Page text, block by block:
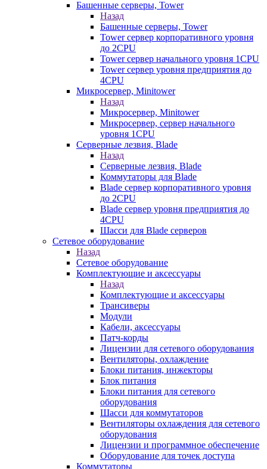
Башенные серверы, Tower
Назад
Башенные серверы, Tower
Tower сервер корпоративного уровня
до 2CPU
Tower сервер начального уровня 1CPU
Tower сервер уровня предприятия до
4CPU
Микросервер, Minitower
Назад
Микросервер, Minitower
Микросервер, сервер начального
уровня 1CPU
Серверные лезвия, Blade
Назад
Серверные лезвия, Blade
Коммутаторы для Blade
Blade сервер корпоративного уровня
до 2CPU
Blade сервер уровня предприятия до
4CPU
Шасси для Blade серверов
Сетевое оборудование
Назад
Сетевое оборудование
Комплектующие и аксессуары
Назад
Комплектующие и аксессуары
Трансиверы
Модули
Кабели, аксессуары
Патч-корды
Лицензии для сетевого оборудования
Вентиляторы, охлаждение
Блоки питания, инжекторы
Блок питания
Блоки питания для сетевого
оборудования
Шасси для коммутаторов
Вентиляторы охлаждения для сетевого
оборудования
Лицензии и программное обеспечение
Оборудование для точек доступа
Коммутаторы